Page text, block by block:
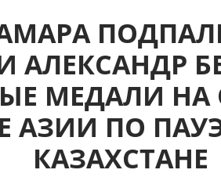
АЛЕКСАНДР
МЕДАЛИ
АЗИИ ПО
КАЗАХСТАНЕ